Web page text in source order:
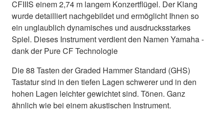
CFIIIS einem 2,74 m langem Konzertflügel. Der Klang
wurde detailliert nachgebildet und ermöglicht Ihnen so
ein unglaublich dynamisches und ausdrucksstarkes
Spiel. Dieses Instrument verdient den Namen Yamaha -
dank der Pure CF Technologie
Die 88 Tasten der Graded Hammer Standard (GHS)
Tastatur sind in den tiefen Lagen schwerer und in den
hohen Lagen leichter gewichtet sind. Tönen. Ganz
ähnlich wie bei einem akustischen Instrument.